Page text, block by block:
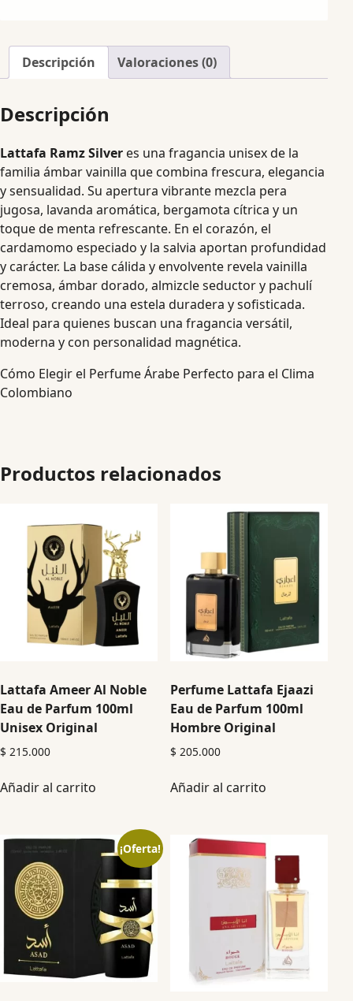
Descripción Valoraciones (0)
Descripción
Lattafa Ramz Silver es una fragancia unisex de la
familia ámbar vainilla que combina frescura, elegancia
y sensualidad. Su apertura vibrante mezcla pera
jugosa, lavanda aromática, bergamota cítrica y un
toque de menta refrescante. En el corazón, el
cardamomo especiado y la salvia aportan profundidad
y carácter. La base cálida y envolvente revela vainilla
cremosa, ámbar dorado, almizcle seductor y pachulí
terroso, creando una estela duradera y sofisticada.
Ideal para quienes buscan una fragancia versátil,
moderna y con personalidad magnética.
Cómo Elegir el Perfume Árabe Perfecto para el Clima
Colombiano
Productos relacionados
Lattafa Ameer Al Noble
Eau de Parfum 100ml
Unisex Original
$ 215.000
Añadir al carrito
Perfume Lattafa Ejaazi
Eau de Parfum 100ml
Hombre Original
$ 205.000
Añadir al carrito
¡Oferta!